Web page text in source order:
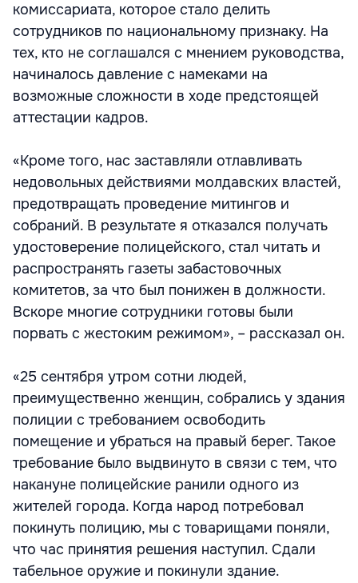
комиссариата, которое стало делить
сотрудников по национальному признаку. На
тех, кто не соглашался с мнением руководства,
начиналось давление с намеками на
возможные сложности в ходе предстоящей
аттестации кадров.
«Кроме того, нас заставляли отлавливать
недовольных действиями молдавских властей,
предотвращать проведение митингов и
собраний. В результате я отказался получать
удостоверение полицейского, стал читать и
распространять газеты забастовочных
комитетов, за что был понижен в должности.
Вскоре многие сотрудники готовы были
порвать с жестоким режимом», – рассказал он.
«25 сентября утром сотни людей,
преимущественно женщин, собрались у здания
полиции с требованием освободить
помещение и убраться на правый берег. Такое
требование было выдвинуто в связи с тем, что
накануне полицейские ранили одного из
жителей города. Когда народ потребовал
покинуть полицию, мы с товарищами поняли,
что час принятия решения наступил. Сдали
табельное оружие и покинули здание.